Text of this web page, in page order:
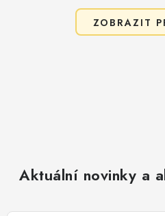
ZOBRAZIT
Aktuální novinky a